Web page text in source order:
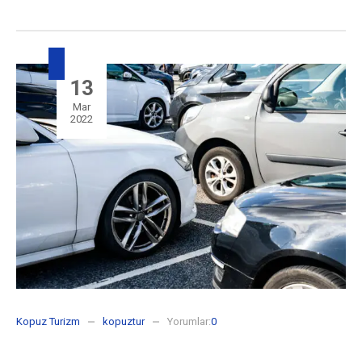
13
Mar
2022
Kopuz Turizm kopuztur Yorumlar:0